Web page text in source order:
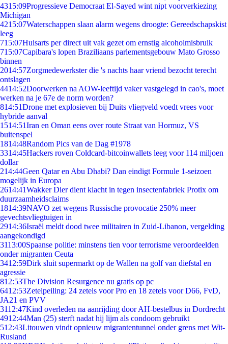
4315:09Progressieve Democraat El-Sayed wint nipt voorverkiezing
Michigan
4215:07Waterschappen slaan alarm wegens droogte: Gereedschapskist
leeg
715:07Huisarts per direct uit vak gezet om ernstig alcoholmisbruik
715:07Capibara's lopen Braziliaans parlementsgebouw Mato Grosso
binnen
2014:57Zorgmedewerkster die 's nachts haar vriend bezocht terecht
ontslagen
4414:52Doorwerken na AOW-leeftijd vaker vastgelegd in cao's, moet
werken na je 67e de norm worden?
814:51Drone met explosieven bij Duits vliegveld voedt vrees voor
hybride aanval
1514:51Iran en Oman eens over route Straat van Hormuz, VS
buitenspel
1814:48Random Pics van de Dag #1978
3314:45Hackers roven Coldcard-bitcoinwallets leeg voor 114 miljoen
dollar
214:44Geen Qatar en Abu Dhabi? Dan eindigt Formule 1-seizoen
mogelijk in Europa
2614:41Wakker Dier dient klacht in tegen insectenfabriek Protix om
duurzaamheidsclaims
1814:39NAVO zet wegens Russische provocatie 250% meer
gevechtsvliegtuigen in
2914:36Israël meldt dood twee militairen in Zuid-Libanon, vergelding
aangekondigd
3113:00Spaanse politie: minstens tien voor terrorisme veroordeelden
onder migranten Ceuta
3412:59Dirk sluit supermarkt op de Wallen na golf van diefstal en
agressie
812:53The Division Resurgence nu gratis op pc
6412:53Zetelpeiling: 24 zetels voor Pro en 18 zetels voor D66, FvD,
JA21 en PVV
3112:47Kind overleden na aanrijding door AH-bestelbus in Dordrecht
4912:44Man (25) sterft nadat hij lijm als condoom gebruikt
512:43Litouwen vindt opnieuw migrantentunnel onder grens met Wit-
Rusland